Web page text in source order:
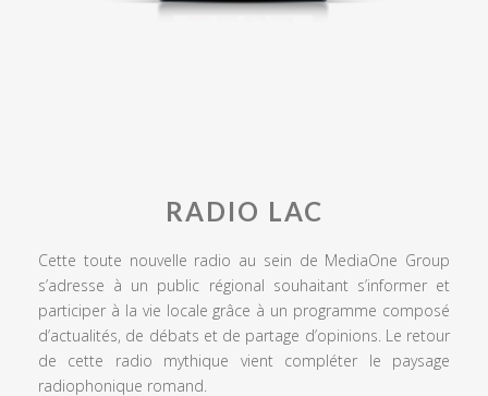
RADIO LAC
Cette toute nouvelle radio au sein de MediaOne Group
s’adresse à un public régional souhaitant s’informer et
participer à la vie locale grâce à un programme composé
d’actualités, de débats et de partage d’opinions. Le retour
de cette radio mythique vient compléter le paysage
radiophonique romand.